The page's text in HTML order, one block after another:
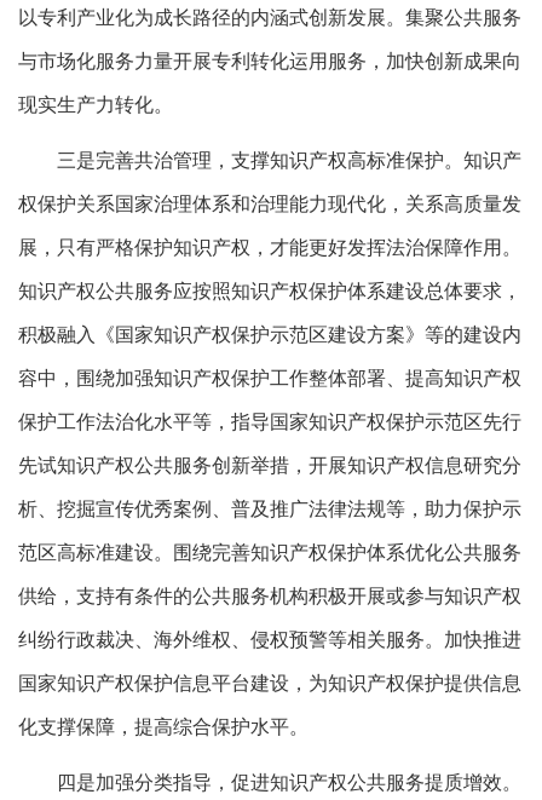
以专利产业化为成长路径的内涵式创新发展。集聚公共服务
与市场化服务力量开展专利转化运用服务，加快创新成果向
现实生产力转化。
三是完善共治管理，支撑知识产权高标准保护。知识产
权保护关系国家治理体系和治理能力现代化，关系高质量发
展，只有严格保护知识产权，才能更好发挥法治保障作用。
知识产权公共服务应按照知识产权保护体系建设总体要求，
积极融入《国家知识产权保护示范区建设方案》等的建设内
容中，围绕加强知识产权保护工作整体部署、提高知识产权
保护工作法治化水平等，指导国家知识产权保护示范区先行
先试知识产权公共服务创新举措，开展知识产权信息研究分
析、挖掘宣传优秀案例、普及推广法律法规等，助力保护示
范区高标准建设。围绕完善知识产权保护体系优化公共服务
供给，支持有条件的公共服务机构积极开展或参与知识产权
纠纷行政裁决、海外维权、侵权预警等相关服务。加快推进
国家知识产权保护信息平台建设，为知识产权保护提供信息
化支撑保障，提高综合保护水平。
四是加强分类指导，促进知识产权公共服务提质增效。